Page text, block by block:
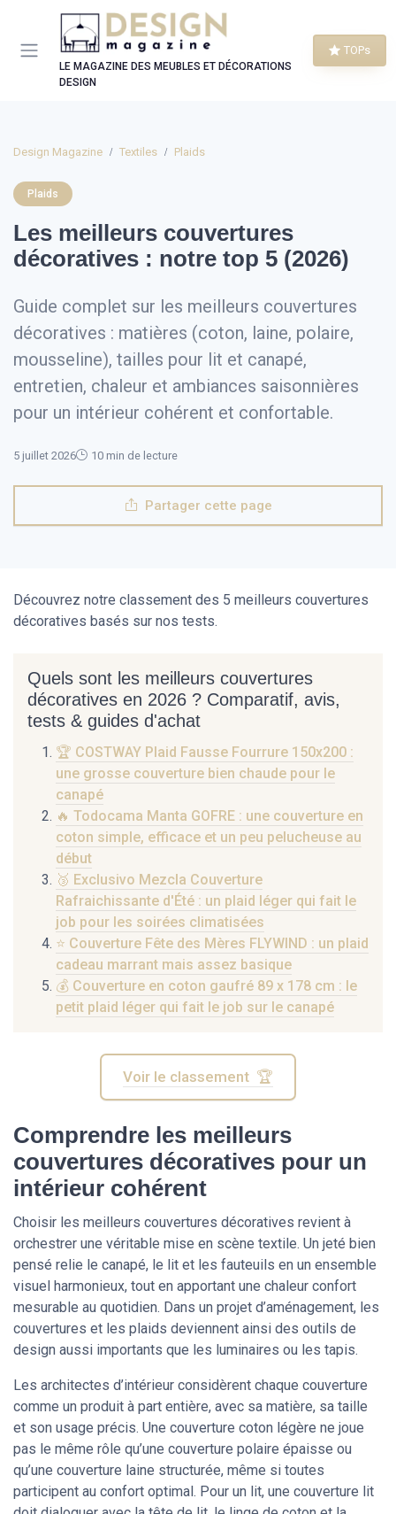
LE MAGAZINE DES MEUBLES ET DÉCORATIONS
DESIGN
TOPs
Design Magazine Textiles Plaids
Plaids
Les meilleurs couvertures
décoratives : notre top 5 (2026)
Guide complet sur les meilleurs couvertures
décoratives : matières (coton, laine, polaire,
mousseline), tailles pour lit et canapé,
entretien, chaleur et ambiances saisonnières
pour un intérieur cohérent et confortable.
5 juillet 2026 10 min de lecture
Partager cette page
Découvrez notre classement des 5 meilleurs couvertures
décoratives basés sur nos tests.
Quels sont les meilleurs couvertures
décoratives en 2026 ? Comparatif, avis,
tests & guides d'achat
🏆 COSTWAY Plaid Fausse Fourrure 150x200 :
une grosse couverture bien chaude pour le
canapé
🔥 Todocama Manta GOFRE : une couverture en
coton simple, efficace et un peu pelucheuse au
début
🥉 Exclusivo Mezcla Couverture
Rafraichissante d'Été : un plaid léger qui fait le
job pour les soirées climatisées
⭐ Couverture Fête des Mères FLYWIND : un plaid
cadeau marrant mais assez basique
💰 Couverture en coton gaufré 89 x 178 cm : le
petit plaid léger qui fait le job sur le canapé
Voir le classement 🏆
Comprendre les meilleurs
couvertures décoratives pour un
intérieur cohérent
Choisir les meilleurs couvertures décoratives revient à
orchestrer une véritable mise en scène textile. Un jeté bien
pensé relie le canapé, le lit et les fauteuils en un ensemble
visuel harmonieux, tout en apportant une chaleur confort
mesurable au quotidien. Dans un projet d’aménagement, les
couvertures et les plaids deviennent ainsi des outils de
design aussi importants que les luminaires ou les tapis.
Les architectes d’intérieur considèrent chaque couverture
comme un produit à part entière, avec sa matière, sa taille
et son usage précis. Une couverture coton légère ne joue
pas le même rôle qu’une couverture polaire épaisse ou
qu’une couverture laine structurée, même si toutes
participent au confort optimal. Pour un lit, une couverture lit
Panneau de gestion des cookies